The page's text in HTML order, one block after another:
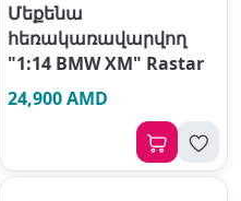
Մեքենա
հեռակառավարվող
"1:14 BMW XM" Rastar
24,900 AMD